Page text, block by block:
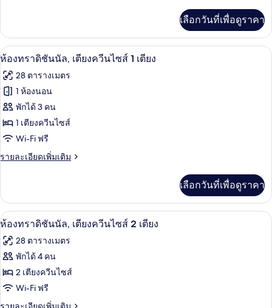
นัล,
เตียง
คิง
ไซส์
เตียง
เกี่ยว
กับ
ห้อง
ชัน
นัล,
คิง
ไซส์
เตียง
เลือกวันที่เพื่อดูราคา
เปิด
ภาพถ่าย
ทั้งหมด
ของ
ห้อง
ทราดิ
ชัน
เตียง
ควีน
ไซส์
1
เตียง
เครื่องนอนระดับพรีเมียม, ผ้านวมขนเ
14
ห้องทราดิชันนัล, เตียงควีนไซส์ 1 เตียง
28 ตารางเมตร
1 ห้องนอน
พักได้ 3 คน
1 เตียงควีนไซส์
Wi-Fi ฟรี
รายละเอียดเพิ่มเติม
ราย
เกี่ยว
กับ
ห้อง
ชัน
นัล,
ควีน
ไซส์
เลือกวันที่เพื่อดูราคา
เปิด
ภาพถ่าย
ทั้งหมด
ของ
ห้อง
เครื่องนอนระดับพรีเมียม, ผ้านวมขนเ
7
ห้องทราดิชันนัล, เตียงควีนไซส์ 2 เตียง
28 ตารางเมตร
พักได้ 4 คน
2 เตียงควีนไซส์
Wi-Fi ฟรี
ราย